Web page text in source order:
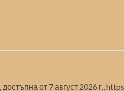
, достъпна от 7 август 2026 г.,